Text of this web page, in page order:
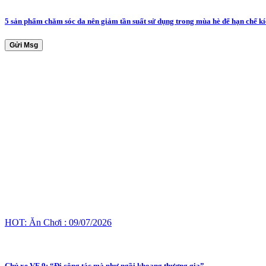
5 sản phẩm chăm sóc da nên giảm tần suất sử dụng trong mùa hè để hạn chế
Gửi Msg
HOT: Ăn Chơi : 09/07/2026